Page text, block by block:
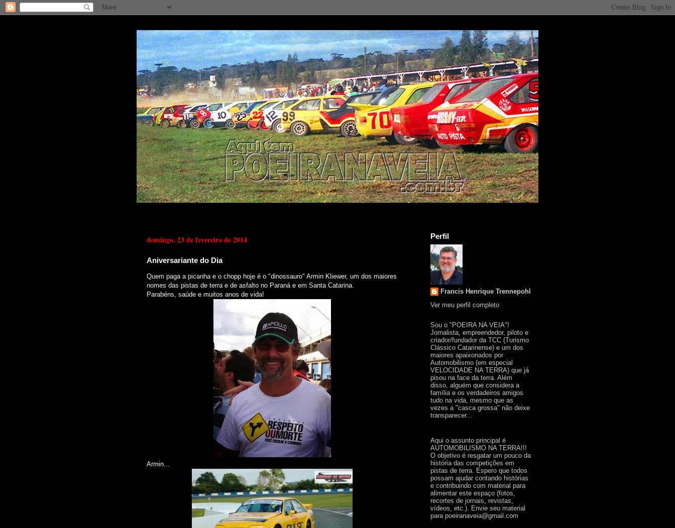
domingo, 23 de fevereiro de 2014
Aniversariante do Dia
Quem paga a picanha e o chopp hoje é o "dinossauro" Armin Kliewer, um dos maiores
nomes das pistas de terra e de asfalto no Paraná e em Santa Catarina.
Parabéns, saúde e muitos anos de vida!
Armin...
Perfil
Francis Henrique Trennepohl
Ver meu perfil completo
Sou o "POEIRA NA VEIA"!
Jornalista, empreendedor, piloto e
criador/fundador da TCC (Turismo
Clássico Catarinense) e um dos
maiores apaixonados por
Automobilismo (em especial
VELOCIDADE NA TERRA) que já
pisou na face da terra. Além
disso, alguém que considera a
família e os verdadeiros amigos
tudo na vida, mesmo que as
vezes a "casca grossa" não deixe
transparecer...
Aqui o assunto principal é
AUTOMOBILISMO NA TERRA!!!
O objetivo é resgatar um pouco da
história das competições em
pistas de terra. Espero que todos
possam ajudar contando histórias
e contribuindo com material para
alimentar este espaço (fotos,
recortes de jornais, revistas,
vídeos, etc.). Envie seu material
para poeiranaveia@gmail.com